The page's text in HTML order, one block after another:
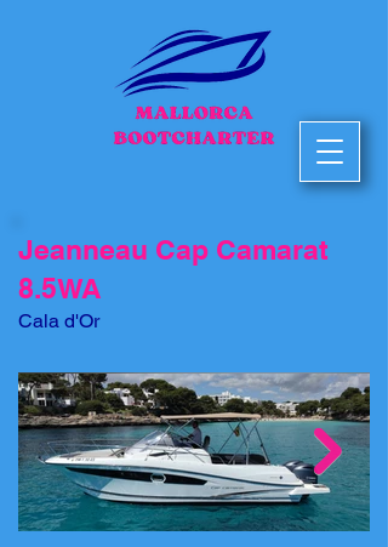
Jeanneau Cap Camarat
8.5WA
Cala d'Or